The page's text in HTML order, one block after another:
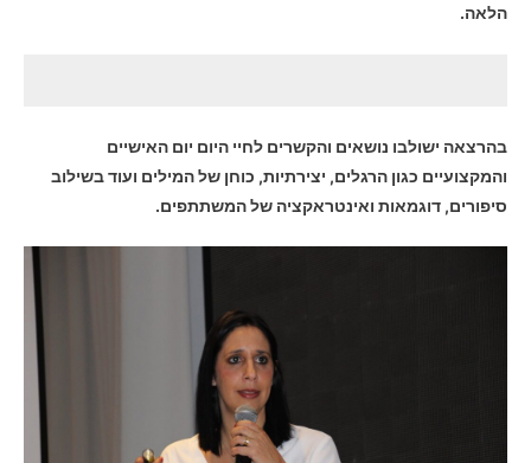
הלאה.
בהרצאה ישולבו נושאים והקשרים לחיי היום יום האישיים
והמקצועיים כגון הרגלים, יצירתיות, כוחן של המילים ועוד בשילוב
סיפורים, דוגמאות ואינטראקציה של המשתתפים.